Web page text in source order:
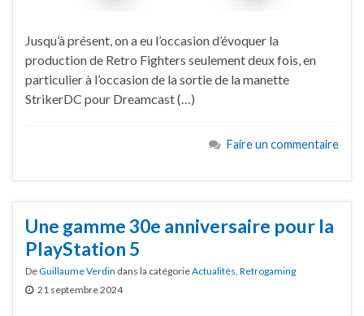
Jusqu’à présent, on a eu l’occasion d’évoquer la
production de Retro Fighters seulement deux fois, en
particulier à l’occasion de la sortie de la manette
StrikerDC pour Dreamcast (…)
Faire un commentaire
Une gamme 30e anniversaire pour la
PlayStation 5
DeGuillaume Verdin dans la catégorieActualités, Retrogaming
21 septembre 2024